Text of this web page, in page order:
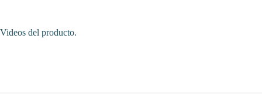
Videos del producto.